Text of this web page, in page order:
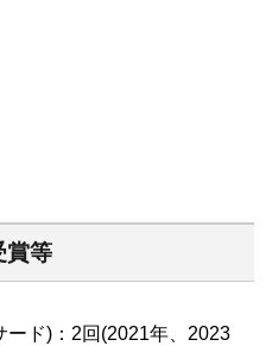
賞等
ード)：2回(2021年、2023